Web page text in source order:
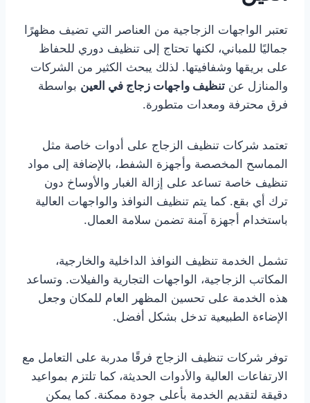
تعتبر الواجهات الزجاجية من العناصر التي تضيف مظهرًا
جماليًا للمباني، لكنها تحتاج إلى تنظيف دوري للحفاظ
على بريقها وشفافيتها. لذلك يبحث الكثير من الشركات
والمنازل عن تنظيف واجهات زجاج في العين بواسطة
فرق محترفة ومعدات متطورة.
تعتمد شركات تنظيف الزجاج على أدوات خاصة مثل
المماسح المخصصة وأجهزة الشفط، بالإضافة إلى مواد
تنظيف خاصة تساعد على إزالة الغبار والأوساخ دون
ترك أي بقع. كما يتم تنظيف النوافذ والواجهات العالية
باستخدام أجهزة آمنة تضمن سلامة العمال.
تشمل الخدمة تنظيف النوافذ الداخلية والخارجية،
المكاتب الزجاجية، الواجهات التجارية والفيلات. وتساعد
هذه الخدمة على تحسين المظهر العام للمكان وجعل
الإضاءة الطبيعية تدخل بشكل أفضل.
توفر شركات تنظيف الزجاج فرقًا مدربة على التعامل مع
الارتفاعات العالية والأدوات الحديثة، كما تلتزم بمواعيد
دقيقة لتقديم الخدمة بأعلى جودة ممكنة. كما يمكن